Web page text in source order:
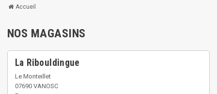
Accueil
NOS MAGASINS
La Ribouldingue
Le Monteillet
07690 VANOSC